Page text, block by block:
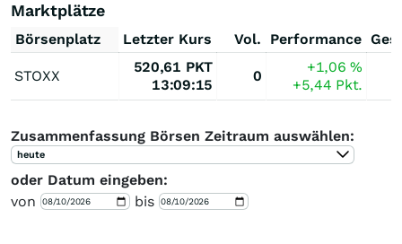
Marktplätze
Börsenplatz Letzter Kurs Vol. Performance
STOXX
520,61 PKT
13:09:15
0
+1,06%
+5,44 Pkt.
Zusammenfassung Börsen Zeitraum auswählen:
heute
oder Datum eingeben:
von
bis